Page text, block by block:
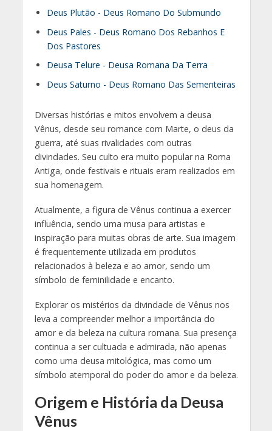
Deus Plutão - Deus Romano Do Submundo
Deus Pales - Deus Romano Dos Rebanhos E
Dos Pastores
Deusa Telure - Deusa Romana Da Terra
Deus Saturno - Deus Romano Das Sementeiras
Diversas histórias e mitos envolvem a deusa
Vênus, desde seu romance com Marte, o deus da
guerra, até suas rivalidades com outras
divindades. Seu culto era muito popular na Roma
Antiga, onde festivais e rituais eram realizados em
sua homenagem.
Atualmente, a figura de Vênus continua a exercer
influência, sendo uma musa para artistas e
inspiração para muitas obras de arte. Sua imagem
é frequentemente utilizada em produtos
relacionados à beleza e ao amor, sendo um
símbolo de feminilidade e encanto.
Explorar os mistérios da divindade de Vênus nos
leva a compreender melhor a importância do
amor e da beleza na cultura romana. Sua presença
continua a ser cultuada e admirada, não apenas
como uma deusa mitológica, mas como um
símbolo atemporal do poder do amor e da beleza.
Origem e História da Deusa
Vênus